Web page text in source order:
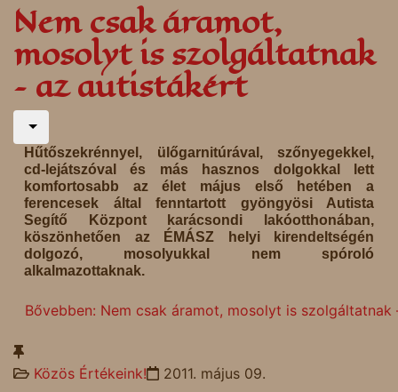
Nem csak áramot,
mosolyt is szolgáltatnak
– az autistákért
Hűtőszekrénnyel, ülőgarnitúrával, szőnyegekkel,
cd-lejátszóval és más hasznos dolgokkal lett
komfortosabb az élet május első hetében a
ferencesek által fenntartott gyöngyösi Autista
Segítő Központ karácsondi lakóotthonában,
köszönhetően az ÉMÁSZ helyi kirendeltségén
dolgozó, mosolyukkal nem spóroló
alkalmazottaknak.
Bővebben: Nem csak áramot, mosolyt is
Közös Értékeink!
2011. május 09.